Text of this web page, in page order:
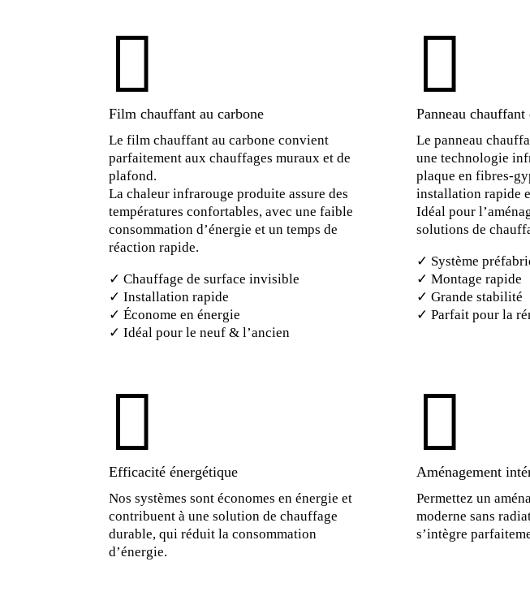

Film chauffant au carbone
Le film chauffant au carbone convient
parfaitement aux chauffages muraux et de
plafond.
La chaleur infrarouge produite assure des
températures confortables, avec une faible
consommation d’énergie et un temps de
réaction rapide.
✓ Chauffage de surface invisible
✓ Installation rapide
✓ Économe en énergie
✓ Idéal pour le neuf & l’ancien

Panneau chauffant
Le panneau
une technologie
plaque en fibres-
installation rapide
Idéal pour
solutions de
✓ Système
✓ Montage rapide
✓ Grande stabilité
✓ Parfait pour la

Efficacité énergétique
Nos systèmes sont économes en énergie et
contribuent à une solution de chauffage
durable, qui réduit la consommation
d’énergie.

Aménagement
Permettez un
moderne sans
s’intègre